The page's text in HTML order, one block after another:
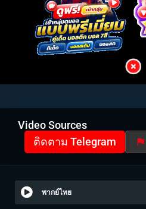
Video Sources
ติดตาม Telegram
พากย์ไทย